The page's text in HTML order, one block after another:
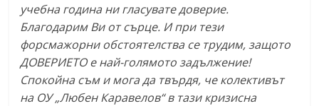
учебна година ни гласувате доверие.
Благодарим Ви от сърце. И при тези
форсмажорни обстоятелства се трудим, защото
ДОВЕРИЕТО е най-голямото задължение!
Спокойна съм и мога да твърдя, че колективът
на ОУ „Любен Каравелов“ в тази кризисна